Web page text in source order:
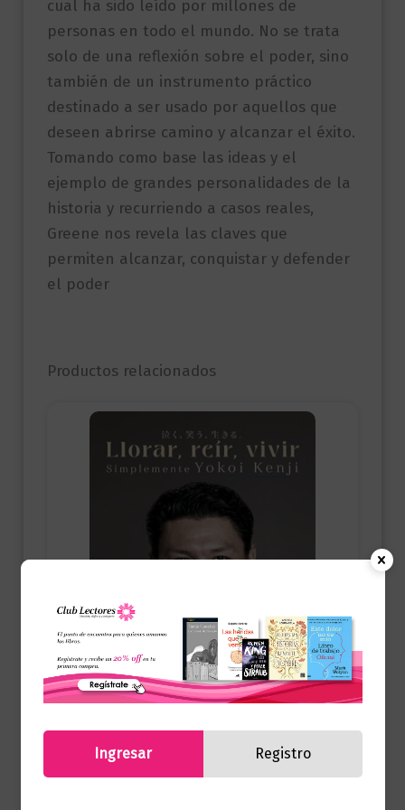
cual ha sido leído por millones de
personas en todo el mundo. No se trata
solo de una reflexión sobre el poder, sino
también de un instrumento práctico
destinado a ser usado por aquellos que
deseen abrirse camino y alcanzar el éxito.
Tomando como base las ideas y el
ejemplo de grandes personalidades de la
historia y recurriendo a casos reales,
Greene nos revela las claves que
permiten alcanzar, conquistar y defender
el poder
Productos relacionados
Autoayuda
Llorar, reír, vivir. Simplemente Yokoi
Ingresar Registro